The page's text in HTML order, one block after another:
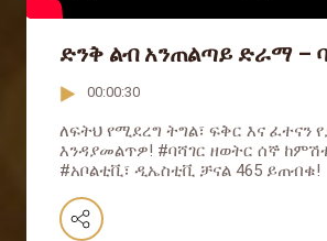
ድንቅ ልብ አንጠልጣይ ድራማ –
00:00:30
ለፍትህ የሚደረግ ትግል፣ ፍቅር እና ፈተናን
እንዳያመልጥዎ! #ባሻገር ዘወትር ሰኞ ከምሽቱ
#አቦልቲቪ፣ ዲኤስቲቪ ቻናል 465 ይጠብቁ!